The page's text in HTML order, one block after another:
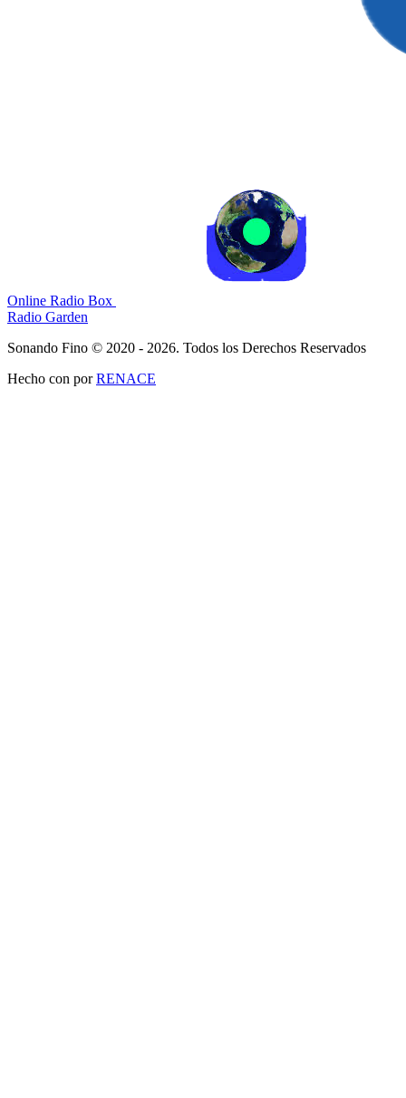
Online Radio Box
Radio Garden
Sonando Fino © 2020 - 2026. Todos los Derechos Reservados
Hecho con porRENACE